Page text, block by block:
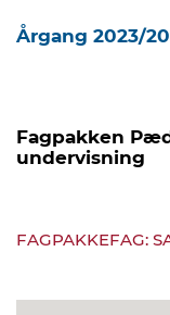
Årgang 2023/
Fagpakken
undervisning
FAGPAKKEFAG: